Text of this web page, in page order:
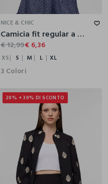
M L
XL
NICE & CHIC
Camicia fit regular a girocollo donna
€ 12,99€ 6,36
XS S M L XL
3 Colori
20% + 30% DI SCONTO